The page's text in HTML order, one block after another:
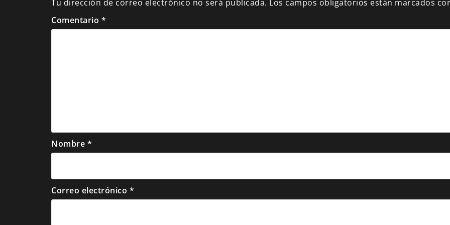
Tu dirección de correo electrónico no será publicada. Los campos obligatorios están marcados
Comentario *
Nombre *
Correo electrónico *